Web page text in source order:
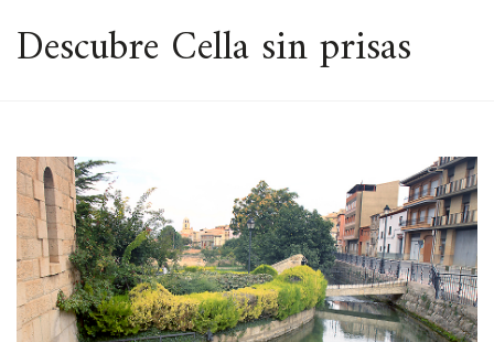
ESPACIO
Descubre Cella sin prisas